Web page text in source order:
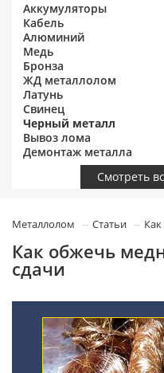
Аккумуляторы
Кабель
Алюминий
Медь
Бронза
ЖД металлолом
Латунь
Свинец
Черный металл
Вывоз лома
Демонтаж металла
Смотреть
Металлолом Статьи
Как обжечь
сдачи